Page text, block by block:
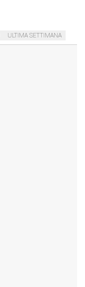
ULTIMA SETTIMANA